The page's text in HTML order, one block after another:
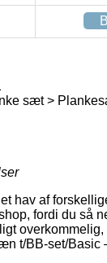
sæt >
hav af
fordi du så
t/BB-set/Basic